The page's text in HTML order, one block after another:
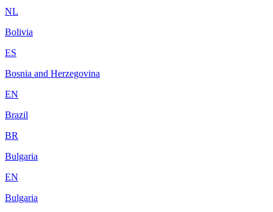
NL
Bolivia
ES
Bosnia and Herzegovina
EN
Brazil
BR
Bulgaria
EN
Bulgaria